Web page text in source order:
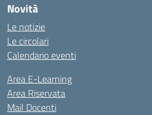
Novità
Le notizie
Le circolari
Calendario eventi
Area E-Learning
Area Riservata
Mail Docenti